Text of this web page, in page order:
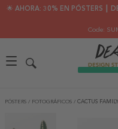
🌟 AHORA: 30% EN PÓSTERS ┃
Code:
PÓSTERS / FOTOGRÁFICOS / CACTUS FAMILY